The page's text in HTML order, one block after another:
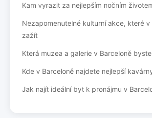
Kam vyrazit za nejlepším nočním
Nezapomenutelné kulturní akce, které v
zažít
Která muzea a galerie v Barceloně
Kde v Barceloně najdete nejlepší
Jak najít ideální byt k pronájmu v